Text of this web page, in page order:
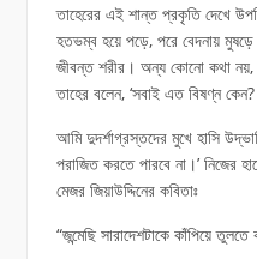
তাহেরের এই শান্ত প্রকৃতি দেখে
হতভম্ব হয়ে পড়ে, পরে বেদনায়
জীবন্ত শরীর। অন্য কোনো কথা নয়,
তাহের বলেন, ‘সবাই এত বিষণ্ন কেন?
আমি দুদর্শাগ্রস্তদের মুখে হাসি
পরাজিত করতে পারবে না।’ নিজের
মেজর জিয়াউদ্দিনের কবিতাঃ
“জন্মেছি সারাদেশটাকে কাঁপিয়ে তুলতে